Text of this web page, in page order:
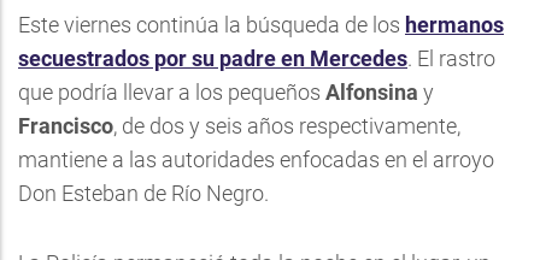
Este viernes continúa la búsqueda de los hermanos
secuestrados por su padre en Mercedes. El rastro
que podría llevar a los pequeños Alfonsina y
Francisco, de dos y seis años respectivamente,
mantiene a las autoridades enfocadas en el arroyo
Don Esteban de Río Negro.